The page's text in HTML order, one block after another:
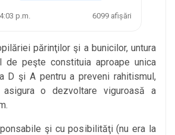
p.m. 6099 afișări
părinţilor şi a bunicilor, untura
peşte constituia aproape unica
D şi A pentru a preveni rahitismul,
o dezvoltare viguroasă a
şi cu posibilităţi (nu era la